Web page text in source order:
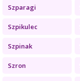
Szparagi
Szpikulec
Szpinak
Szron